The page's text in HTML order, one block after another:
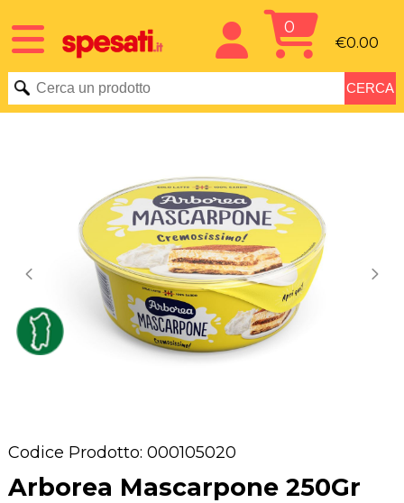
0
€0.00
Codice Prodotto: 000105020
Arborea Mascarpone 250Gr